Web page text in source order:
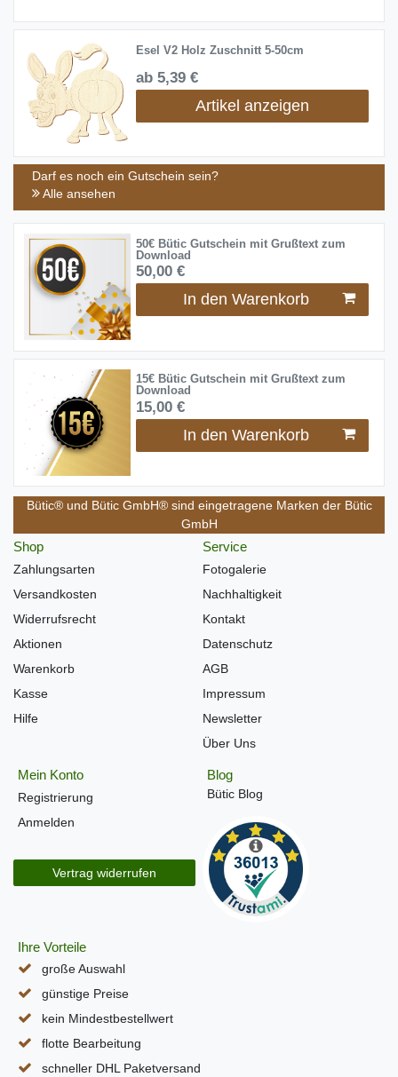
Esel V2 Holz Zuschnitt 5-50cm
ab 5,39 €
Artikel anzeigen
Darf es noch ein Gutschein sein?
Alle ansehen
50€ Bütic Gutschein mit Grußtext zum
Download
50,00 €
In den Warenkorb
15€ Bütic Gutschein mit Grußtext zum
Download
15,00 €
In den Warenkorb
Bütic® und Bütic GmbH® sind eingetragene Marken der Bütic
GmbH
Shop
Zahlungsarten
Versandkosten
Widerrufsrecht
Aktionen
Warenkorb
Kasse
Hilfe
Service
Fotogalerie
Nachhaltigkeit
Kontakt
Datenschutz
AGB
Impressum
Newsletter
Über Uns
Mein Konto
Registrierung
Anmelden
Vertrag widerrufen
Blog
Bütic Blog
Ihre Vorteile
große Auswahl
günstige Preise
kein Mindestbestellwert
flotte Bearbeitung
schneller DHL Paketversand